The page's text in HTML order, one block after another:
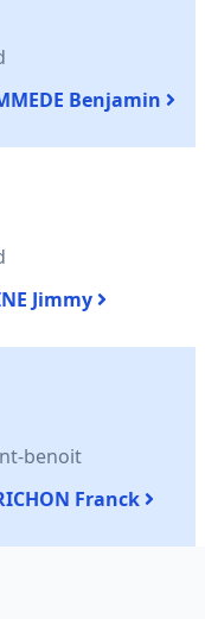
Benjamin
Jimmy
benoit
Franck